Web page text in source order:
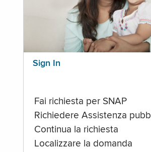
Sign In
Fai richiesta per SNAP
Richiedere Assistenza
Continua la richiesta
Localizzare la domanda